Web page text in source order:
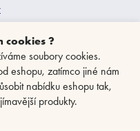
cookies ?
soubory cookies.
eshopu, zatímco jiné nám
nabídku eshopu tak,
produkty.